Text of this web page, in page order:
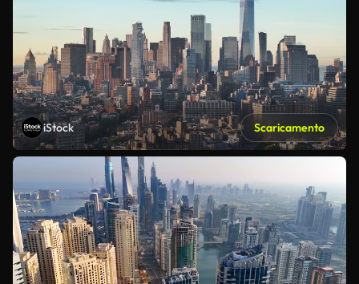
iStock Scaricamento